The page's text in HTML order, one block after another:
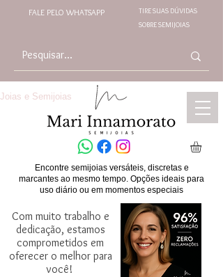
FALE PELO WHATSAPP
TIRE SUAS DÚVIDAS
SOBRE SEMIJOIAS
Joias e Semijoias
Encontre semijoias versáteis, discretas e
marcantes ao mesmo tempo. Opções ideais para
uso diário ou em momentos especiais
Com muito trabalho e
dedicação, estamos
comprometidos em
oferecer o melhor para
você!